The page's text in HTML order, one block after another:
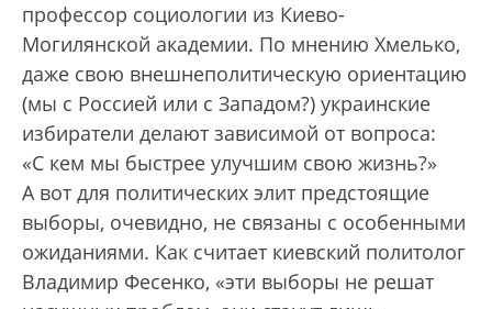
профессор социологии из Киево-
Могилянской академии. По мнению Хмелько,
даже свою внешнеполитическую ориентацию
(мы с Россией или с Западом?) украинские
избиратели делают зависимой от вопроса:
«С кем мы быст­рее улучшим свою жизнь?»
А вот для политических элит предстоящие
выборы, очевидно, не связаны с особенными
ожиданиями. Как считает киевский политолог
Владимир Фесенко, «эти выборы не решат